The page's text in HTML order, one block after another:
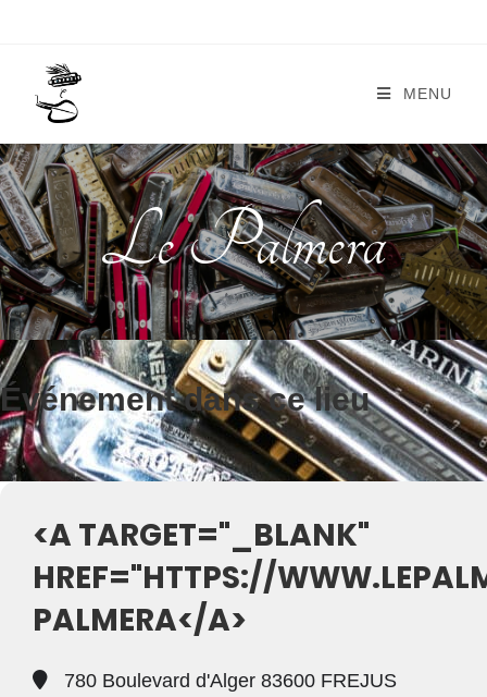
MENU
Le Palmera
Événement dans ce lieu
<A TARGET="_BLANK"
HREF="HTTPS://
PALMERA</A>
780 Boulevard d'Alger 83600 FREJUS